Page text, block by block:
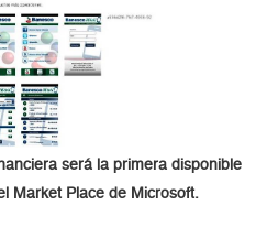
será la primera disponible
Market Place de Microsoft.